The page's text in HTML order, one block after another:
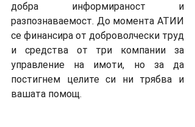
добра информираност и
разпознаваемост. До момента АТИИ
се финансира от доброволчески труд
и средства от три компании за
управление на имоти, но за да
постигнем целите си ни трябва и
вашата помощ.